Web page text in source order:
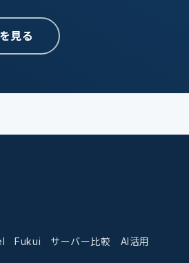
見る
Fukui サーバー比較 AI活用